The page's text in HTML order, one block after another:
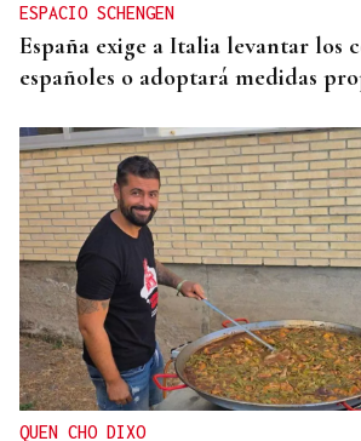
ESPACIO SCHENGEN
España exige a Italia levantar los
españoles o adoptará medidas
QUEN CHO DIXO